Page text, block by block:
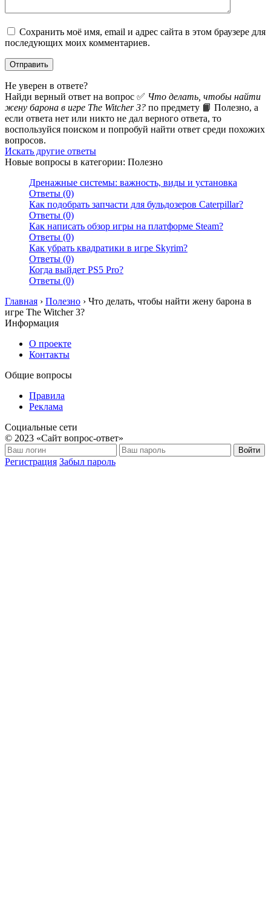
Сохранить моё имя, email и адрес сайта в этом браузере для
последующих моих комментариев.
Не уверен в ответе?
Найди верный ответ на вопрос ✅ Что делать, чтобы найти
жену барона в игре The Witcher 3? по предмету 📙 Полезно, а
если ответа нет или никто не дал верного ответа, то
воспользуйся поиском и попробуй найти ответ среди похожих
вопросов.
Искать другие ответы
Новые вопросы в категории: Полезно
Дренажные системы: важность, виды и установка
Ответы (0)
Как подобрать запчасти для бульдозеров Caterpillar?
Ответы (0)
Как написать обзор игры на платформе Steam?
Ответы (0)
Как убрать квадратики в игре Skyrim?
Ответы (0)
Когда выйдет PS5 Pro?
Ответы (0)
Главная › Полезно › Что делать, чтобы найти жену барона в
игре The Witcher 3?
Информация
О проекте
Контакты
Общие вопросы
Правила
Реклама
Социальные сети
© 2023 «Сайт вопрос-ответ»
Войти
Регистрация Забыл пароль